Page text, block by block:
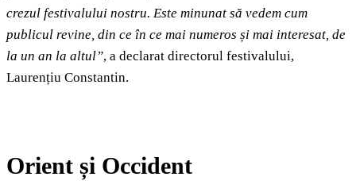
crezul festivalului nostru. Este minunat să vedem cum
publicul revine, din ce în ce mai numeros și mai interesat, de
la un an la altul”, a declarat directorul festivalului,
Laurențiu Constantin.
Orient și Occident